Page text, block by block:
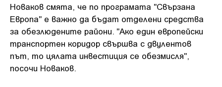
Новаков смята, че по програмата "Свързана
Европа" е важно да бъдат отделени средства
за обезлюдените райони. "Ако един европейски
транспортен коридор свършва с двулентов
път, то цялата инвестиция се обезмисля",
посочи Новаков.